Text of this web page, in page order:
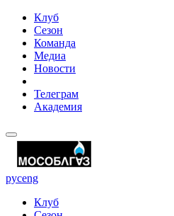
Клуб
Сезон
Команда
Медиа
Новости
Телеграм
Академия
русeng
Клуб